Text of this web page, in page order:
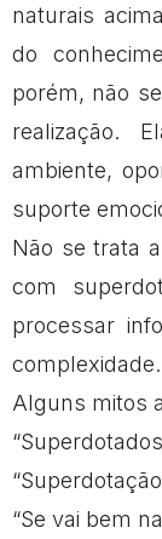
naturais
do
porém, não
realização.
ambiente,
suporte
Não se trata
com
processar
complexidade.
Alguns mitos
“Se vai bem